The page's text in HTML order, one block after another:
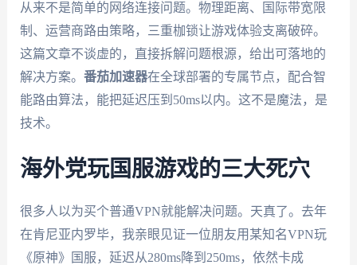
从来不是简单的网络连接问题。物理距离、国际带宽限
制、运营商路由策略，三重枷锁让游戏体验支离破碎。
这篇文章不谈虚的，直接拆解问题根源，给出可落地的
解决方案。 番茄加速器在全球部署的专属节点，配合智
能路由算法，能把延迟压到50ms以内。这不是魔法，是
技术。
海外党玩国服游戏的三大死穴
很多人以为买个普通VPN就能解决问题。天真了。去年
在肯尼亚内罗毕，我亲眼见证一位朋友用某知名VPN玩
《原神》国服，延迟从280ms降到250ms，依然卡成